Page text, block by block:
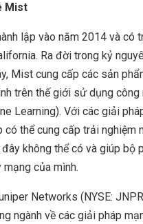
Mist
lập vào năm 2014 và có
Ra đời trong kỷ
Mist cung cấp các sản
trên thế giới sử dụng công
Learning). Với các giải
có thể cung cấp trải nghiệm
không thể có và giúp bộ
của mình.
Networks (NYSE:
ngành về các giải pháp